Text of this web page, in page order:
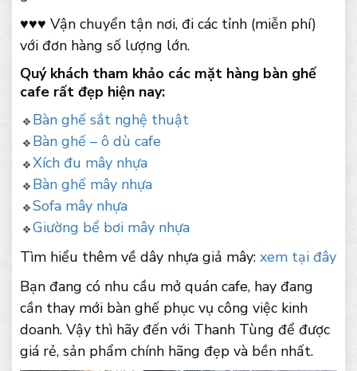
♥♥♥ Vận chuyển tận nơi, đi các tỉnh (miễn phí)
với đơn hàng số lượng lớn.
Quý khách tham khảo các mặt hàng bàn ghế
cafe rất đẹp hiện nay:
Bàn ghế sắt nghệ thuật
Bàn ghế – ô dù cafe
Xích đu mây nhựa
Bàn ghế mây nhựa
Sofa mây nhựa
Giường bể bơi mây nhựa
Tìm hiểu thêm về dây nhựa giả mây: xem tại đây
Bạn đang có nhu cầu mở quán cafe, hay đang
cần thay mới bàn ghế phục vụ công việc kinh
doanh. Vậy thì hãy đến với Thanh Tùng để được
giá rẻ, sản phẩm chính hãng đẹp và bền nhất.